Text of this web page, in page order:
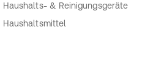
Haushalts- & Reinigungsgeräte
Haushaltsmittel